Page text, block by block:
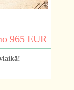
965 EUR